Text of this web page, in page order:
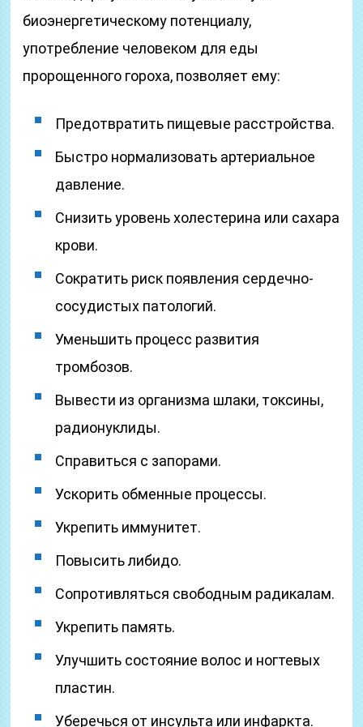
биоэнергетическому потенциалу,
употребление человеком для еды
пророщенного гороха, позволяет ему:
Предотвратить пищевые расстройства.
Быстро нормализовать артериальное
давление.
Снизить уровень холестерина или сахара
крови.
Сократить риск появления сердечно-
сосудистых патологий.
Уменьшить процесс развития
тромбозов.
Вывести из организма шлаки, токсины,
радионуклиды.
Справиться с запорами.
Ускорить обменные процессы.
Укрепить иммунитет.
Повысить либидо.
Сопротивляться свободным радикалам.
Укрепить память.
Улучшить состояние волос и ногтевых
пластин.
Уберечься от инсульта или инфаркта.